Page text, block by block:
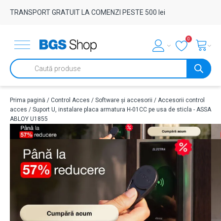
TRANSPORT GRATUIT LA COMENZI PESTE 500 lei
0
Products
search
Prima pagină / Control Acces / Software și accesorii / Accesorii control
acces / Suport U, instalare placa armatura H-01CC pe usa de sticla - ASSA
ABLOY U1855